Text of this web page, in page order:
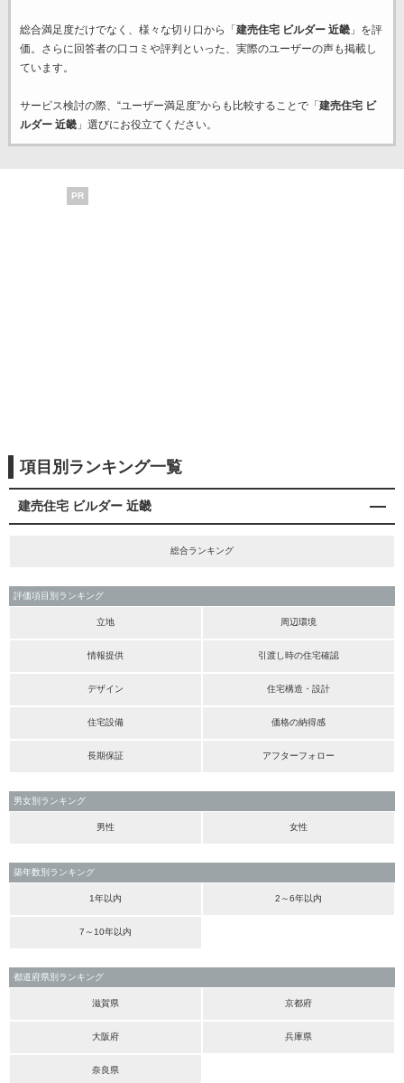
総合満足度だけでなく、様々な切り口から「 建売住宅 ビルダー 近畿」を評
価。さらに回答者の口コミや評判といった、実際のユーザーの声も掲載し
ています。
サービス検討の際、“ユーザー満足度”からも比較することで「 建売住宅 ビ
ルダー 近畿」選びにお役立てください。
PR
項目別ランキング一覧
建売住宅 ビルダー 近畿
総合ランキング
評価項目別ランキング
立地 周辺環境
情報提供 引渡し時の住宅確認
デザイン 住宅構造・設計
住宅設備 価格の納得感
長期保証 アフターフォロー
男女別ランキング
男性 女性
築年数別ランキング
1年以内 2～6年以内
7～10年以内
都道府県別ランキング
滋賀県 京都府
大阪府 兵庫県
奈良県